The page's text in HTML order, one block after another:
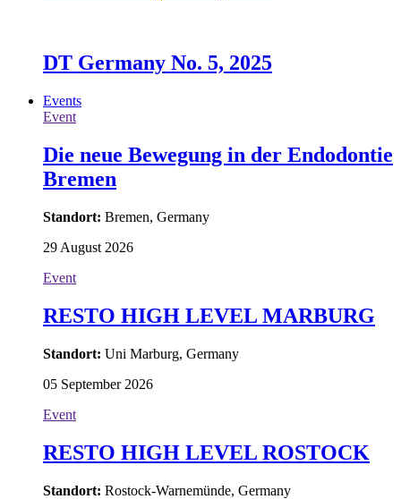
DT Germany No. 5, 2025
Events
Event
Die neue Bewegung in der Endodontie
Bremen
Standort: Bremen, Germany
29 August 2026
Event
RESTO HIGH LEVEL MARBURG
Standort: Uni Marburg, Germany
05 September 2026
Event
RESTO HIGH LEVEL ROSTOCK
Standort: Rostock-Warnemünde, Germany